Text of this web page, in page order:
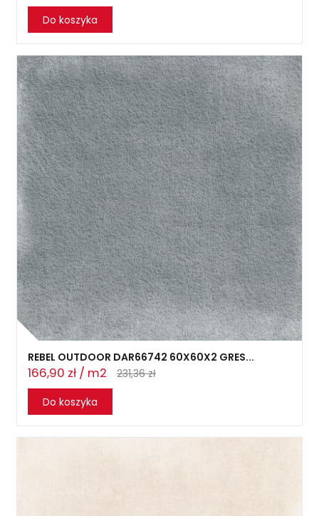
Do koszyka
REBEL OUTDOOR DAR66742 60X60X2 GRES...
166,90 zł / m2
231,36 zł
Do koszyka